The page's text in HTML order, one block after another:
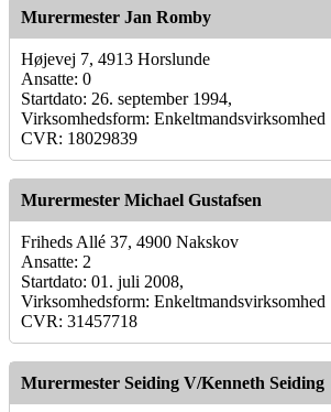
Murermester Jan Romby
Højevej 7, 4913 Horslunde
Ansatte: 0
Startdato: 26. september 1994,
Virksomhedsform: Enkeltmandsvirksomhed
CVR: 18029839
Murermester Michael Gustafsen
Friheds Allé 37, 4900 Nakskov
Ansatte: 2
Startdato: 01. juli 2008,
Virksomhedsform: Enkeltmandsvirksomhed
CVR: 31457718
Murermester Seiding V/Kenneth Seiding